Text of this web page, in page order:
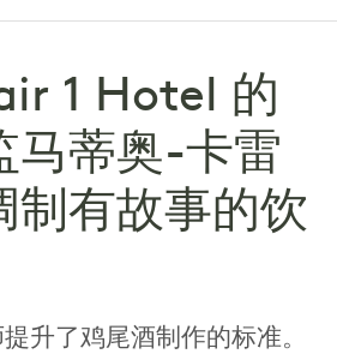
1 Hotel 的
马蒂奥-卡雷
制有故事的饮
升了鸡尾酒制作的标准。